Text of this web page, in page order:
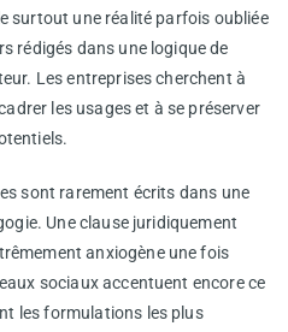
surtout une réalité parfois oubliée
rédigés dans une logique de
Les entreprises cherchent à
les usages et à se préserver
sont rarement écrits dans une
Une clause juridiquement
anxiogène une fois
sociaux accentuent encore ce
les formulations les plus